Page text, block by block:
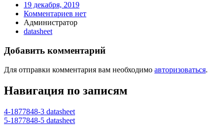
19 декабря, 2019
Комментариев нет
Администратор
datasheet
Добавить комментарий
Для отправки комментария вам необходимо авторизоваться.
Навигация по записям
4-1877848-3 datasheet
5-1877848-5 datasheet